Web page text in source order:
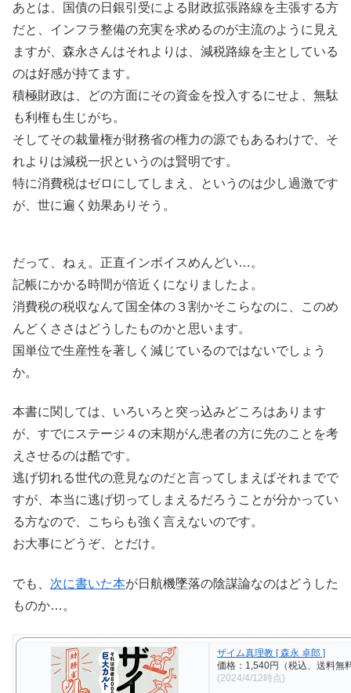
あとは、国債の日銀引受による財政拡張路線を主張する方
だと、インフラ整備の充実を求めるのが主流のように見え
ますが、森永さんはそれよりは、減税路線を主としている
のは好感が持てます。
積極財政は、どの方面にその資金を投入するにせよ、無駄
も利権も生じがち。
そしてその裁量権が財務省の権力の源でもあるわけで、そ
れよりは減税一択というのは賢明です。
特に消費税はゼロにしてしまえ、というのは少し過激です
が、世に遍く効果ありそう。
だって、ねぇ。正直インボイスめんどい…。
記帳にかかる時間が倍近くになりましたよ。
消費税の税収なんて国全体の３割かそこらなのに、このめ
んどくささはどうしたものかと思います。
国単位で生産性を著しく減じているのではないでしょう
か。
本書に関しては、いろいろと突っ込みどころはあります
が、すでにステージ４の末期がん患者の方に先のことを考
えさせるのは酷です。
逃げ切れる世代の意見なのだと言ってしまえばそれまでで
すが、本当に逃げ切ってしまえるだろうことが分かってい
る方なので、こちらも強く言えないのです。
お大事にどうぞ、とだけ。
でも、 次に書いた本が日航機墜落の陰謀論なのはどうした
ものか…。
ザイム真理教 [ 森永 卓郎 ]
価格：1,540円（税込、送料無
(2024/4/12時点)